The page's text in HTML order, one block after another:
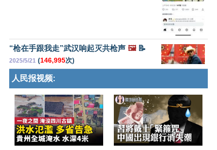
“枪在手跟我走”武汉响起灭共枪声 🖼️📝
2025/5/21 (146,995次)
人民报视频: